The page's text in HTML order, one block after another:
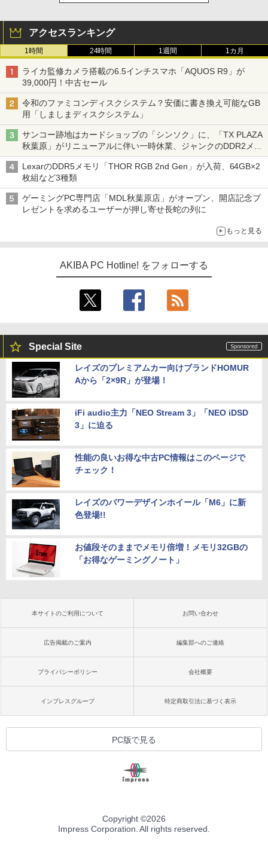
アクセスランキング
1時間 24時間 1週間 1カ月
ライカ監修カメラ搭載の6.5インチスマホ「AQUOS R9」が
39,000円！中古セール
令和のファミコンディスクシステム？安価に書き換え可能なGB
用「しましまディスクシステム」
サンコー跡地はカードショップの「シンソク」に、「TX PLAZA
秋葉原」がリニューアルに伴い一時休業、ジャンクのDDR2メモ
リが100円で販売など～ 最近の秋葉原 ～
LexarのDDR5メモリ「THOR RGB 2nd Gen」が入荷、64GB×2
枚組など3種類
ゲーミングPC専門店「MDL秋葉原店」がオープン、開店記念プ
レゼントを求めるユーザーが押し寄せ長蛇の列に
もっと見る
AKIBA PC Hotline! をフォローする
Special Site
レイズのプレミアムカー向けブランドHOMUR
Aから「2×9R」が登場！
iFi audio主力「NEO Stream 3」「NEO iDSD
3」に迫る
性能の良いお得な中古PC情報はこのページで
チェック！
レイズのパワーデザインホイール「M6」に新
色登場!!
お値段そのままでメモリ倍増！メモリ32GBの
「お得なゲーミングノート」
本サイトのご利用について お問い合わせ
広告掲載のご案内 編集部へのご連絡
プライバシーポリシー 会社概要
インプレスグループ 特定商取引法に基づく表示
PC版で見る
Copyright ©2026
Impress Corporation. All rights reserved.